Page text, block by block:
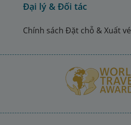
Đại lý & Đối tác
Chính sách Đặt chỗ & Xuất vé